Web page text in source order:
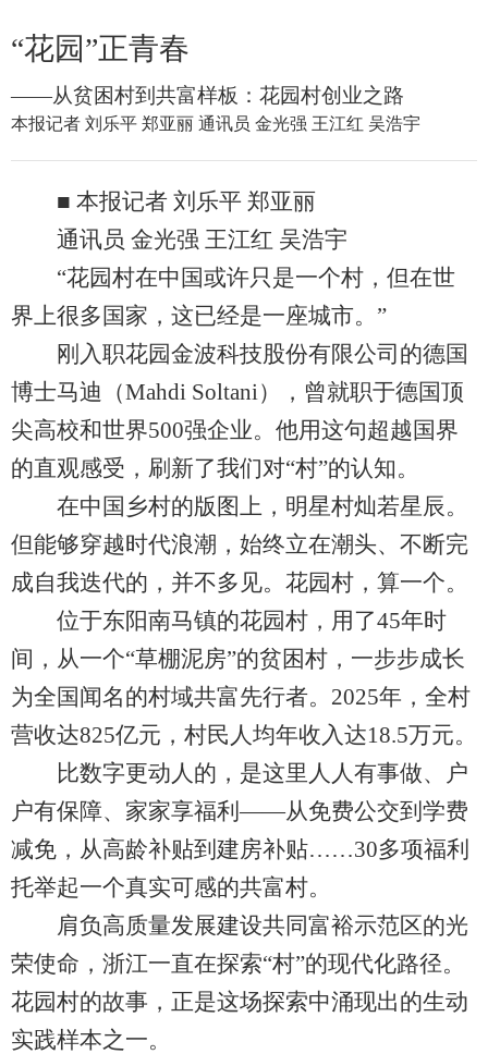
“花园”正青春
——从贫困村到共富样板：花园村创业之路
本报记者 刘乐平 郑亚丽 通讯员 金光强 王江红 吴浩宇
■ 本报记者 刘乐平 郑亚丽
通讯员 金光强 王江红 吴浩宇
“花园村在中国或许只是一个村，但在世
界上很多国家，这已经是一座城市。”
刚入职花园金波科技股份有限公司的德国
博士马迪（Mahdi Soltani），曾就职于德国顶
尖高校和世界500强企业。他用这句超越国界
的直观感受，刷新了我们对“村”的认知。
在中国乡村的版图上，明星村灿若星辰。
但能够穿越时代浪潮，始终立在潮头、不断完
成自我迭代的，并不多见。花园村，算一个。
位于东阳南马镇的花园村，用了45年时
间，从一个“草棚泥房”的贫困村，一步步成长
为全国闻名的村域共富先行者。2025年，全村
营收达825亿元，村民人均年收入达18.5万元。
比数字更动人的，是这里人人有事做、户
户有保障、家家享福利——从免费公交到学费
减免，从高龄补贴到建房补贴……30多项福利
托举起一个真实可感的共富村。
肩负高质量发展建设共同富裕示范区的光
荣使命，浙江一直在探索“村”的现代化路径。
花园村的故事，正是这场探索中涌现出的生动
实践样本之一。